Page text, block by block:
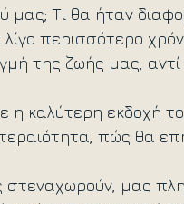
μας; Τι θα ήταν
λίγο περισσότερο
της ζωής μας,
η καλύτερη εκδοχή
πώς θα
στεναχωρούν, μας